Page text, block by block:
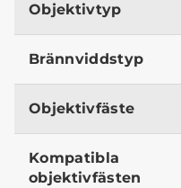
Objektivtyp
Brännviddstyp
Objektivfäste
Kompatibla
objektivfästen